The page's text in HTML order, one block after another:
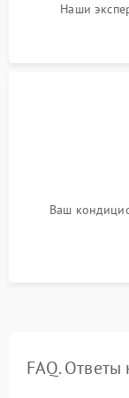
Наши
Ваш
FAQ.